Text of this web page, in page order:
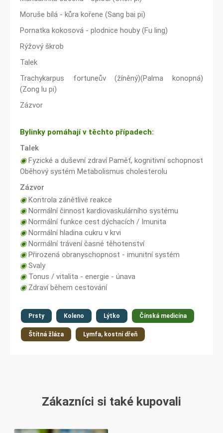
Moruše bílá - kůra kořene (Sang bai pi)
Pornatka kokosová - plodnice houby (Fu ling)
Rýžový škrob
Talek
Trachykarpus fortuneův (žíněný)(Palma konopná)
(Zong lu pi)
Zázvor
Bylinky pomáhají v těchto případech:
Talek
◉Fyzické a duševní zdraví Paměť, kognitivní schopnost
Oběhový systém Metabolismus cholesterolu
Zázvor
◉Kontrola zánětlivé reakce
◉Normální činnost kardiovaskulárního systému
◉Normální funkce cest dýchacích / Imunita
◉Normální hladina cukru v krvi
◉Normální trávení časné těhotenství
◉Přirozená obranyschopnost - imunitní systém
◉Svaly
◉Tonus / vitalita - energie - únava
◉Zdraví během cestování
Prsty Koleno Lýtko Čínská medicína
Štítná žláza Lymfa, kostní dřeň
Zákazníci si také kupovali